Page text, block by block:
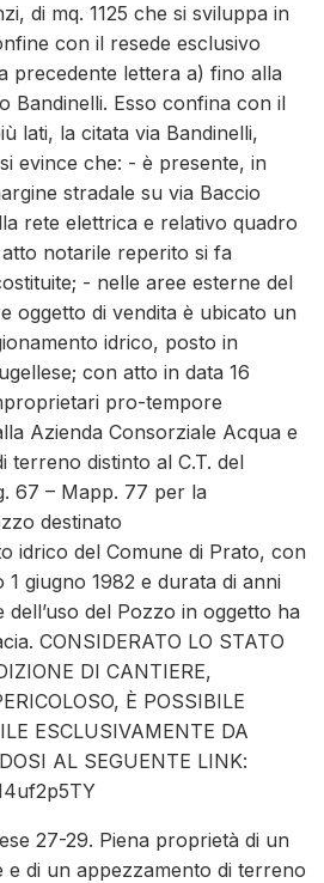
di mq. 1125 che si sviluppa in
con il resede esclusivo
precedente lettera a) fino alla
Bandinelli. Esso confina con il
lati, la citata via Bandinelli,
evince che: - è presente, in
stradale su via Baccio
rete elettrica e relativo quadro
notarile reperito si fa
- nelle aree esterne del
oggetto di vendita è ubicato un
idrico, posto in
con atto in data 16
pro-tempore
Azienda Consorziale Acqua e
terreno distinto al C.T. del
67 – Mapp. 77 per la
destinato
idrico del Comune di Prato, con
giugno 1982 e durata di anni
del Pozzo in oggetto ha
CONSIDERATO LO STATO
DI CANTIERE,
È POSSIBILE
ESCLUSIVAMENTE DA
AL SEGUENTE LINK:
27-29. Piena proprietà di un
di un appezzamento di terreno